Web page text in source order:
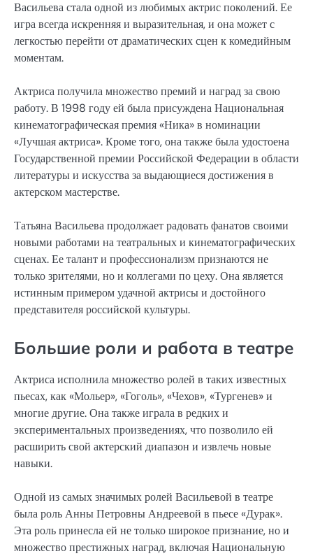
Васильева стала одной из любимых актрис поколений. Ее
игра всегда искренняя и выразительная, и она может с
легкостью перейти от драматических сцен к комедийным
моментам.
Актриса получила множество премий и наград за свою
работу. В 1998 году ей была присуждена Национальная
кинематографическая премия «Ника» в номинации
«Лучшая актриса». Кроме того, она также была удостоена
Государственной премии Российской Федерации в области
литературы и искусства за выдающиеся достижения в
актерском мастерстве.
Татьяна Васильева продолжает радовать фанатов своими
новыми работами на театральных и кинематографических
сценах. Ее талант и профессионализм признаются не
только зрителями, но и коллегами по цеху. Она является
истинным примером удачной актрисы и достойного
представителя российской культуры.
Большие роли и работа в театре
Актриса исполнила множество ролей в таких известных
пьесах, как «Мольер», «Гоголь», «Чехов», «Тургенев» и
многие другие. Она также играла в редких и
экспериментальных произведениях, что позволило ей
расширить свой актерский диапазон и извлечь новые
навыки.
Одной из самых значимых ролей Васильевой в театре
была роль Анны Петровны Андреевой в пьесе «Дурак».
Эта роль принесла ей не только широкое признание, но и
множество престижных наград, включая Национальную